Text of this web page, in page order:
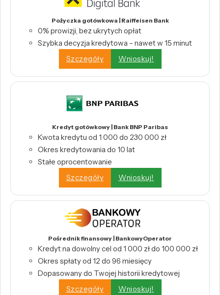
Pożyczka gotówkowa | Raiffeisen Bank
0% prowizji, bez ukrytych opłat
Szybka decyzja kredytowa – nawet w 15 minut
Szczegóły
Wnioskuj!
Kredyt gotówkowy | Bank BNP Paribas
Kwota kredytu od 1 000 do 230 000 zł
Okres kredytowania do 10 lat
Stałe oprocentowanie
Szczegóły
Wnioskuj!
Pośrednik finansowy | BankowyOperator
Kredyt na dowolny cel od 1 000 zł do 100 000 zł
Okres spłaty od 12 do 96 miesięcy
Dopasowany do Twojej historii kredytowej
Szczegóły
Wnioskuj!